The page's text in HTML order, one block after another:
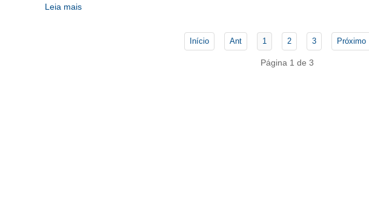
Leia mais
Início Ant 1 2 3 Próximo
Página 1 de 3